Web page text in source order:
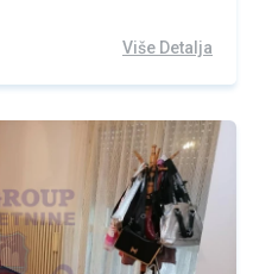
Više Detalja